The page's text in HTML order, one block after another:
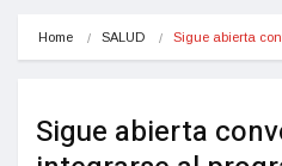
Home SALUD Sigue abierta
Sigue abierta